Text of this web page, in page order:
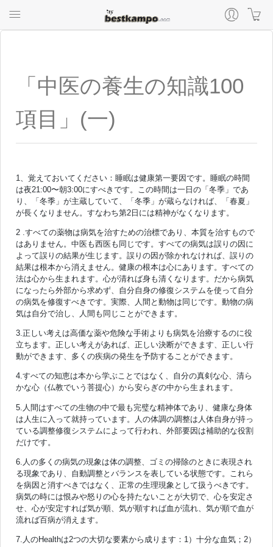
「中医の養生の知識100
項目」(一)
1、覚えておいてください：睡眠は健康第一要因です。睡眠の時間
は夜21:00〜朝3:00にすべきです。この時間は一日の「冬季」であ
り、「冬季」が主蔵していて、「冬季」が蔵らなければ、「春夏」
が長くなりません。すなわち第2日には精神がなくなります。
2 .すべての薬物は病気を治すための治標であり、本質を治すもので
はありません。中医も西医も同じです。すべての病気は誤りの因に
よって誤りの結果が生じます。誤りの因が除かれなければ、誤りの
結果は根本から消えません。健康の根本は心にあります。すべての
法は心から生まれます。心が清れば身も清くなります。だから病気
になったら外部から求めず、自分自身の修復システムを使って自分
の病気を修復すべきです。実際、人間と動物は同じです。動物の病
気は自分で治し、人間も同じことができます。
3.正しい考えは高価な薬や危険な手術よりも病気を治療するのに役
立ちます。正しい考えがあれば、正しい決断ができます、正しい行
動ができます、多くの疾病の発生を予防することができます。
4.すべての知恵は本から学ぶことではなく、自分の真剣な心、清ら
かな心（仏教でいう菩提心）から安らぎの中から生まれます。
5.人間はすべての生物の中で最も完璧な精神体であり、健康な身体
は人生に入って就持っています。人の体調の調整は人体自身が持っ
ている調整修復システムによって行われ、外部要因は補助的な役割
だけです。
6.人の多くの病気の現象は体の調整、ゴミの掃除のときに表現され
る現象であり、自動調整とバランスを表している状態です。これら
を病因と消すべきではなく、正常の生理現象として扱うべきです。
病気の時には恨みや怒りの心を持たないことが大切で、心を安定さ
せ、心が安定すれば気が順、気が順すれば血が流れ、気が順で血が
流れば百病が消えます。
7.人のHealthは2つの大切な要素から成ります：1）十分な血気；2）